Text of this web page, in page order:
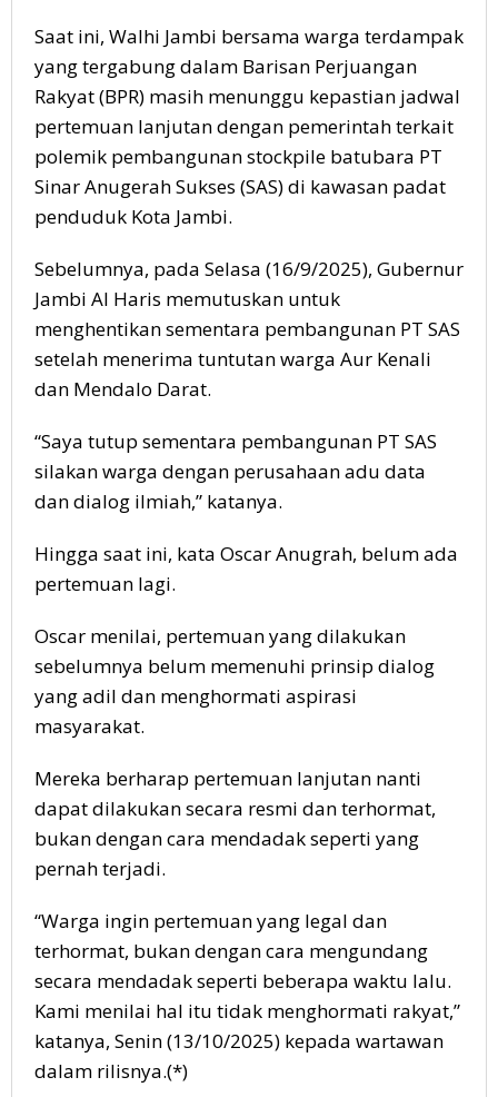
Saat ini, Walhi Jambi bersama warga terdampak
yang tergabung dalam Barisan Perjuangan
Rakyat (BPR) masih menunggu kepastian jadwal
pertemuan lanjutan dengan pemerintah terkait
polemik pembangunan stockpile batubara PT
Sinar Anugerah Sukses (SAS) di kawasan padat
penduduk Kota Jambi.
Sebelumnya, pada Selasa (16/9/2025), Gubernur
Jambi Al Haris memutuskan untuk
menghentikan sementara pembangunan PT SAS
setelah menerima tuntutan warga Aur Kenali
dan Mendalo Darat.
“Saya tutup sementara pembangunan PT SAS
silakan warga dengan perusahaan adu data
dan dialog ilmiah,” katanya.
Hingga saat ini, kata Oscar Anugrah, belum ada
pertemuan lagi.
Oscar menilai, pertemuan yang dilakukan
sebelumnya belum memenuhi prinsip dialog
yang adil dan menghormati aspirasi
masyarakat.
Mereka berharap pertemuan lanjutan nanti
dapat dilakukan secara resmi dan terhormat,
bukan dengan cara mendadak seperti yang
pernah terjadi.
“Warga ingin pertemuan yang legal dan
terhormat, bukan dengan cara mengundang
secara mendadak seperti beberapa waktu lalu.
Kami menilai hal itu tidak menghormati rakyat,”
katanya, Senin (13/10/2025) kepada wartawan
dalam rilisnya.(*)